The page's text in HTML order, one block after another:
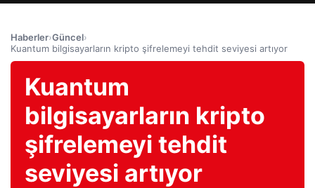
Haberler›Güncel›
Kuantum bilgisayarların kripto şifrelemeyi tehdit seviyesi artıyor
Kuantum
bilgisayarların kripto
şifrelemeyi tehdit
seviyesi artıyor